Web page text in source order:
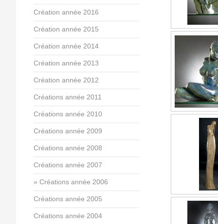
Création année 2016
Création année 2015
Création année 2014
Création année 2013
Création année 2012
Créations année 2011
Créations année 2010
Créations année 2009
Créations année 2008
Créations année 2007
Créations année 2006
Créations année 2005
Créations année 2004